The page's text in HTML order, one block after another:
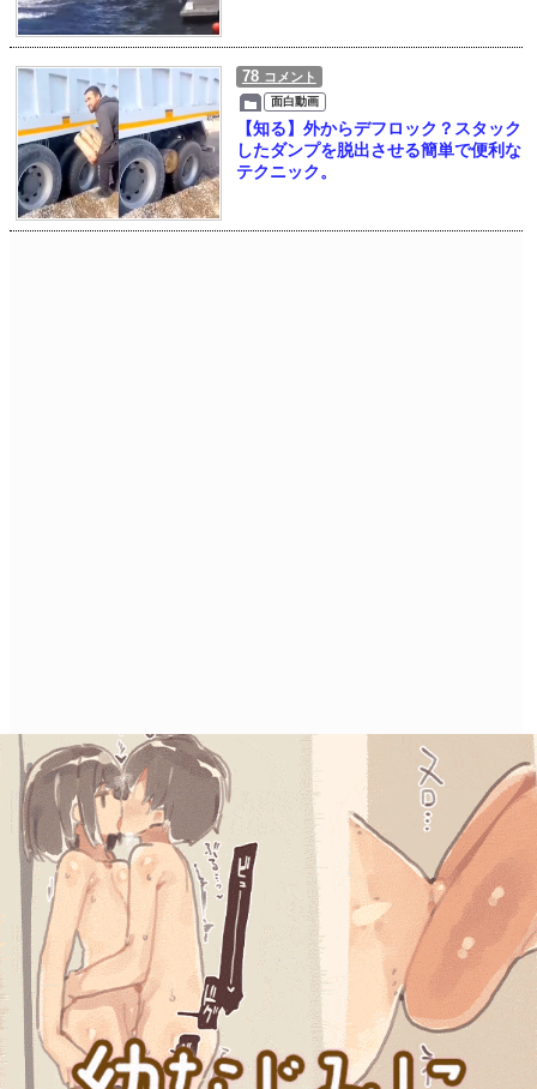
78 コメント
面白動画
【知る】外からデフロック？スタック
したダンプを脱出させる簡単で便利な
テクニック。